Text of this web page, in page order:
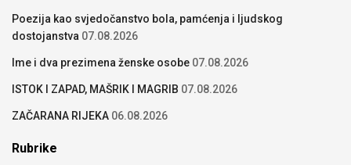
Poezija kao svjedočanstvo bola, pamćenja i ljudskog
dostojanstva 07.08.2026
Ime i dva prezimena ženske osobe 07.08.2026
ISTOK I ZAPAD, MAŠRIK I MAGRIB 07.08.2026
ZAČARANA RIJEKA 06.08.2026
Rubrike